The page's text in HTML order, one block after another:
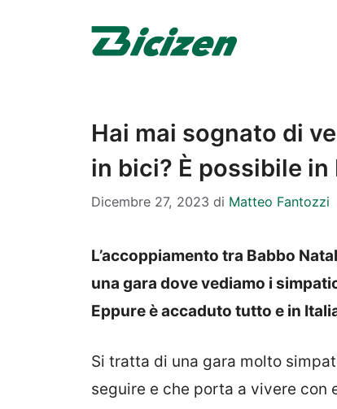
Hai mai sognato di
in bici? È possibile in
Dicembre 27, 2023 di Matteo Fantozzi
L’accoppiamento tra Babbo
una gara dove vediamo i
Eppure è accaduto tutto e in
Si tratta di una gara molto
seguire e che porta a vivere con